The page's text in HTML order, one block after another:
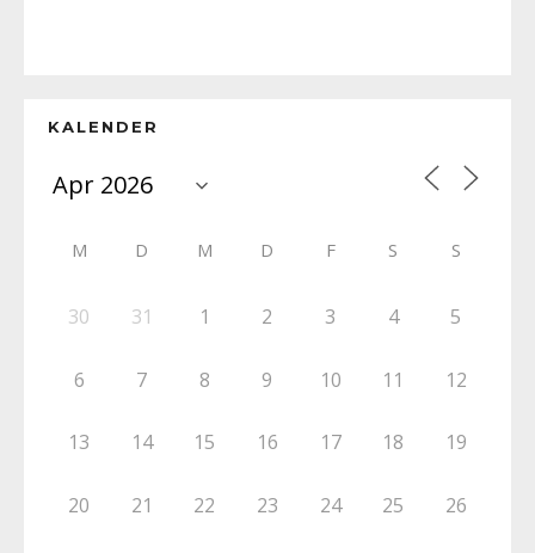
KALENDER
M D M D F S S
30 31 1 2 3 4 5
6 7 8 9 10 11 12
13 14 15 16 17 18 19
20 21 22 23 24 25 26